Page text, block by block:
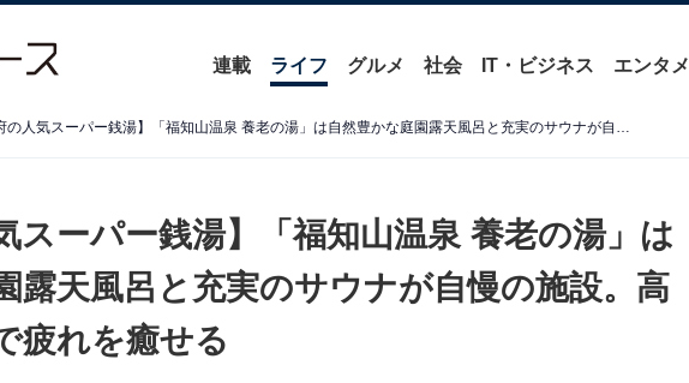
連載 ライフ グルメ 社会 IT・ビジネス エンタメ
【京都府の人気スーパー銭湯】「福知山温泉 養老の湯」は自然豊かな庭園露天風呂と充実のサウナが自慢の施設。高成分の療養泉で疲れを癒せる
スーパー銭湯】「福知山温泉 養老の湯」は
露天風呂と充実のサウナが自慢の施設。高
疲れを癒せる